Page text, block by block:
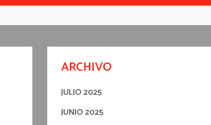
ARCHIVO
JULIO 2025
JUNIO 2025